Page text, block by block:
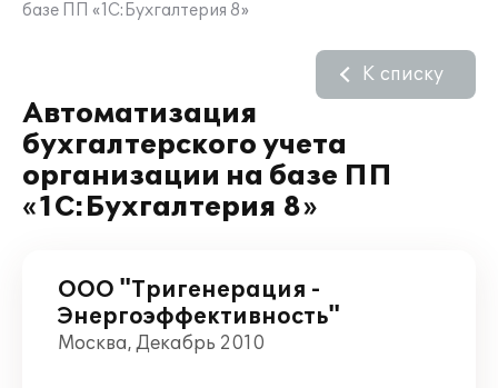
базе ПП «1С:Бухгалтерия 8»
Автоматизация
бухгалтерского учета
организации на базе ПП
«1С:Бухгалтерия 8»
К списку
ООО "Тригенерация -
Энергоэффективность"
Москва, Декабрь 2010